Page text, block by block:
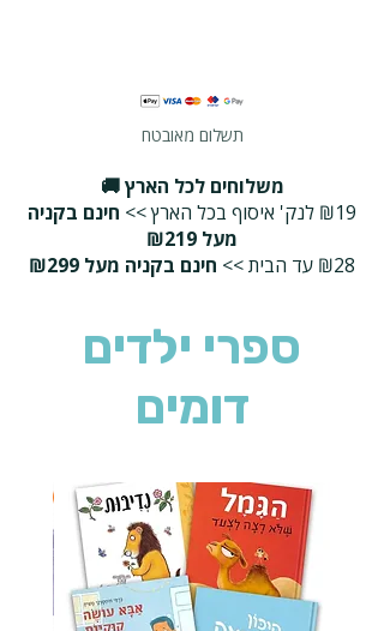
תשלום מאובטח
משלוחים לכל הארץ 🚚
₪19 לנק' איסוף בכל הארץ >>
חינם בקניה
מעל ₪219
₪28 עד הבית >>
חינם בקניה מעל ₪299
ספרי ילדים
דומים